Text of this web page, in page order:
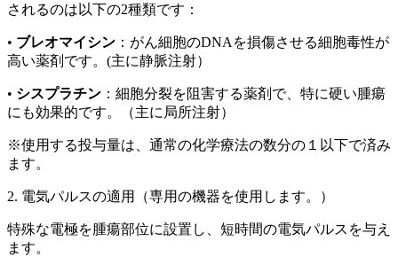
されるのは以下の2種類です：
• ブレオマイシン ：がん細胞のDNAを損傷させる細胞毒性が
高い薬剤です。(主に静脈注射）
• シスプラチン ：細胞分裂を阻害する薬剤で、特に硬い腫瘍
にも効果的です。（主に局所注射）
※使用する投与量は、通常の化学療法の数分の１以下で済み
ます。
2. 電気パルスの適用（専用の機器を使用します。）
特殊な電極を腫瘍部位に設置し、短時間の電気パルスを与え
ます。